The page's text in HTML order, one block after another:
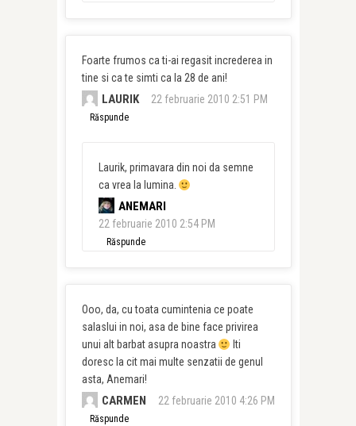
Foarte frumos ca ti-ai regasit increderea in
tine si ca te simti ca la 28 de ani!
LAURIK 22 februarie 2010 2:51 PM
Răspunde
Laurik, primavara din noi da semne
ca vrea la lumina.
ANEMARI
22 februarie 2010 2:54 PM
Răspunde
Ooo, da, cu toata cumintenia ce poate
salaslui in noi, asa de bine face privirea
unui alt barbat asupra noastra
Iti
doresc la cit mai multe senzatii de genul
asta, Anemari!
CARMEN 22 februarie 2010 4:26 PM
Răspunde